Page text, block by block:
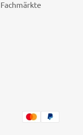
Fachmärkte